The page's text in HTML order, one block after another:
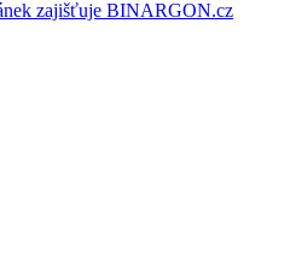
zajišťuje BINARGON.cz